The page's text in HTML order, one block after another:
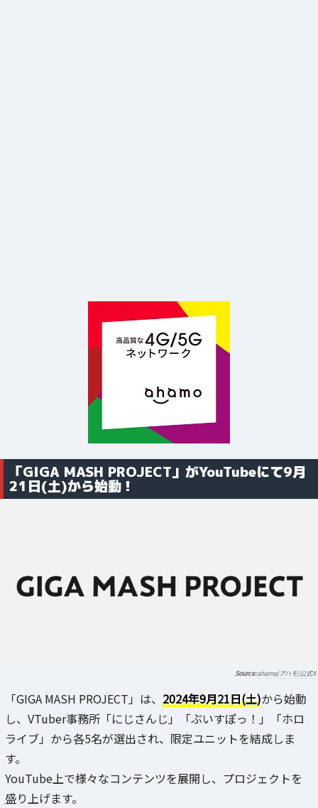
「GIGA MASH PROJECT」がYouTubeにて9月
21日(土)から始動！
ahamo(アハモ)公式X
「GIGA MASH PROJECT」は、 2024年9月21日(土)から始動
し、VTuber事務所「にじさんじ」「ぶいすぽっ！」「ホロ
ライブ」から各5名が選出され、限定ユニットを結成しま
す。
YouTube上で様々なコンテンツを展開し、プロジェクトを
盛り上げます。